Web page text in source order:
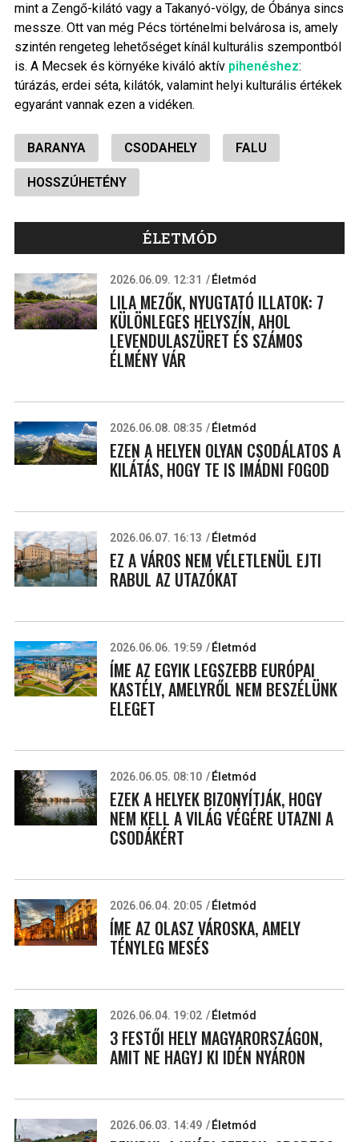
mint a Zengő-kilátó vagy a Takanyó-völgy, de Óbánya sincs
messze. Ott van még Pécs történelmi belvárosa is, amely
szintén rengeteg lehetőséget kínál kulturális szempontból
is. A Mecsek és környéke kiváló aktív pihenéshez:
túrázás, erdei séta, kilátók, valamint helyi kulturális értékek
egyaránt vannak ezen a vidéken.
BARANYA CSODAHELY FALU
HOSSZÚHETÉNY
ÉLETMÓD
2026.06.09. 12:31 Életmód
LILA MEZŐK, NYUGTATÓ ILLATOK: 7
KÜLÖNLEGES HELYSZÍN, AHOL
LEVENDULASZÜRET ÉS SZÁMOS
ÉLMÉNY VÁR
2026.06.08. 08:35 Életmód
EZEN A HELYEN OLYAN CSODÁLATOS A
KILÁTÁS, HOGY TE IS IMÁDNI FOGOD
2026.06.07. 16:13 Életmód
EZ A VÁROS NEM VÉLETLENÜL EJTI
RABUL AZ UTAZÓKAT
2026.06.06. 19:59 Életmód
ÍME AZ EGYIK LEGSZEBB EURÓPAI
KASTÉLY, AMELYRŐL NEM BESZÉLÜNK
ELEGET
2026.06.05. 08:10 Életmód
EZEK A HELYEK BIZONYÍTJÁK, HOGY
NEM KELL A VILÁG VÉGÉRE UTAZNI A
CSODÁKÉRT
2026.06.04. 20:05 Életmód
ÍME AZ OLASZ VÁROSKA, AMELY
TÉNYLEG MESÉS
2026.06.04. 19:02 Életmód
3 FESTŐI HELY MAGYARORSZÁGON,
AMIT NE HAGYJ KI IDÉN NYÁRON
2026.06.03. 14:49 Életmód